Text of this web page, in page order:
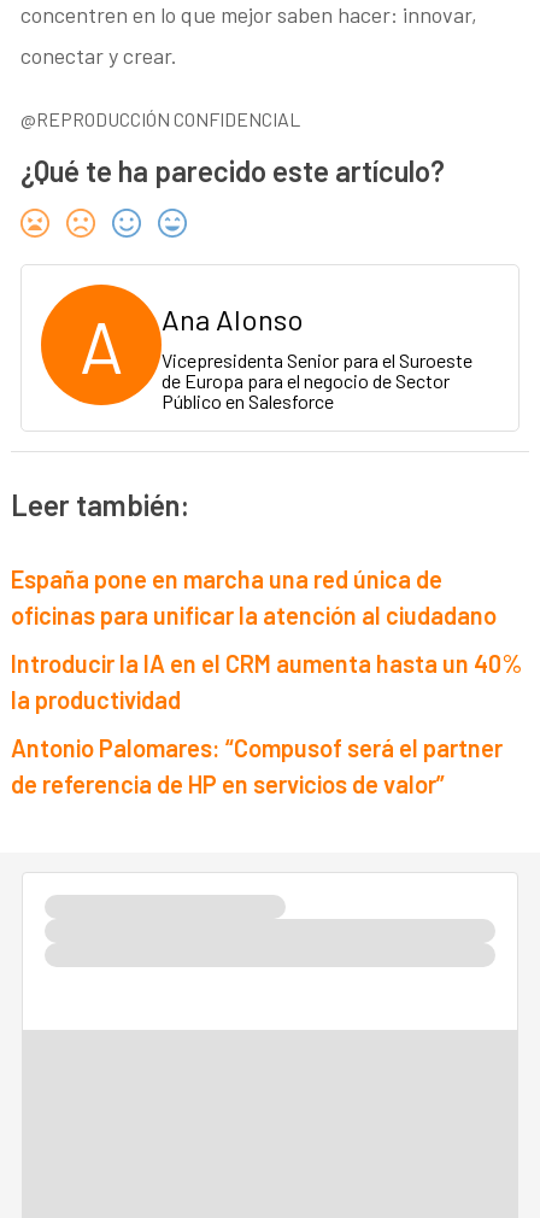
concentren en lo que mejor saben hacer: innovar,
conectar y crear.
@REPRODUCCIÓN CONFIDENCIAL
¿Qué te ha parecido este artículo?
A Ana Alonso
Vicepresidenta Senior para el Suroeste
de Europa para el negocio de Sector
Público en Salesforce
Leer también:
España pone en marcha una red única de
oficinas para unificar la atención al ciudadano
Introducir la IA en el CRM aumenta hasta un 40%
la productividad
Antonio Palomares: “Compusof será el partner
de referencia de HP en servicios de valor”